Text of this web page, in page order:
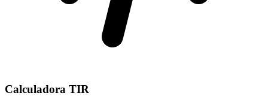
Calculadora TIR